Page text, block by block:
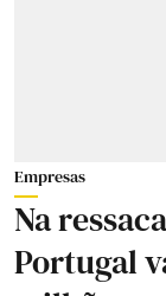
Empresas
Na
Portugal